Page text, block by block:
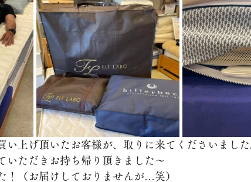
い上げ頂いたお客様が、取りに来てくださいまし
いただきお持ち帰り頂きました～
！（お届けしておりませんが…笑）